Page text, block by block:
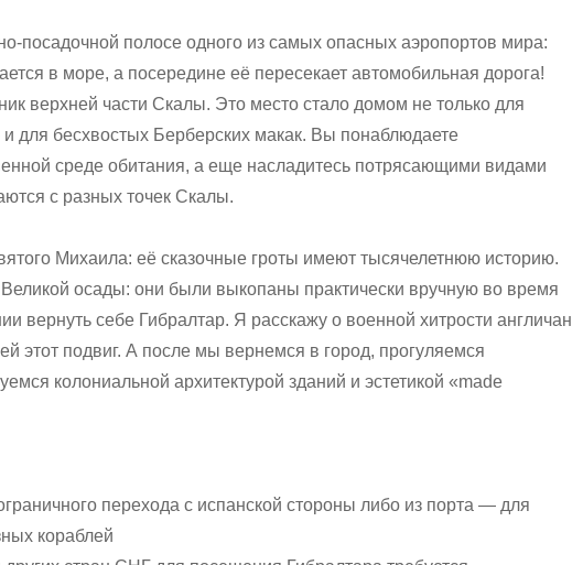
посадочной полосе одного из самых опасных аэропортов мира:
в море, а посередине её пересекает автомобильная дорога!
верхней части Скалы. Это место стало домом не только для
для бесхвостых Берберских макак. Вы понаблюдаете
среде обитания, а еще насладитесь потрясающими видами
с разных точек Скалы.
Михаила: её сказочные гроты имеют тысячелетнюю историю.
осады: они были выкопаны практически вручную во время
вернуть себе Гибралтар. Я расскажу о военной хитрости англичан
этот подвиг. А после мы вернемся в город, прогуляемся
колониальной архитектурой зданий и эстетикой «made
перехода с испанской стороны либо из порта — для
кораблей